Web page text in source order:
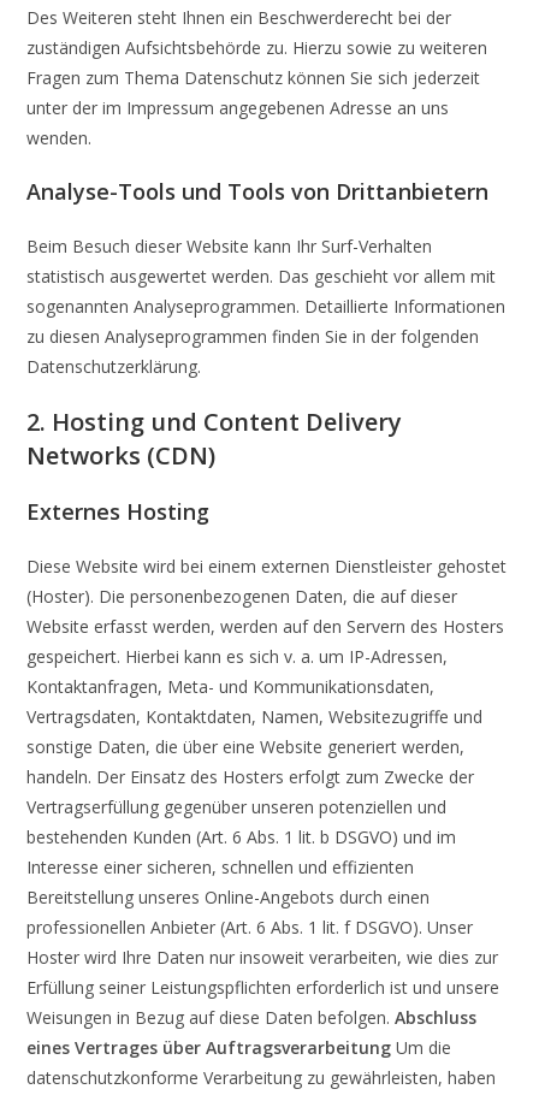
Des Weiteren steht Ihnen ein Beschwerderecht bei der
zuständigen Aufsichtsbehörde zu. Hierzu sowie zu weiteren
Fragen zum Thema Datenschutz können Sie sich jederzeit
unter der im Impressum angegebenen Adresse an uns
wenden.
Analyse-Tools und Tools von Dritt­anbietern
Beim Besuch dieser Website kann Ihr Surf-Verhalten
statistisch ausgewertet werden. Das geschieht vor allem mit
sogenannten Analyseprogrammen. Detaillierte Informationen
zu diesen Analyseprogrammen finden Sie in der folgenden
Datenschutzerklärung.
2. Hosting und Content Delivery
Networks (CDN)
Externes Hosting
Diese Website wird bei einem externen Dienstleister gehostet
(Hoster). Die personenbezogenen Daten, die auf dieser
Website erfasst werden, werden auf den Servern des Hosters
gespeichert. Hierbei kann es sich v. a. um IP-Adressen,
Kontaktanfragen, Meta- und Kommunikationsdaten,
Vertragsdaten, Kontaktdaten, Namen, Websitezugriffe und
sonstige Daten, die über eine Website generiert werden,
handeln. Der Einsatz des Hosters erfolgt zum Zwecke der
Vertragserfüllung gegenüber unseren potenziellen und
bestehenden Kunden (Art. 6 Abs. 1 lit. b DSGVO) und im
Interesse einer sicheren, schnellen und effizienten
Bereitstellung unseres Online-Angebots durch einen
professionellen Anbieter (Art. 6 Abs. 1 lit. f DSGVO). Unser
Hoster wird Ihre Daten nur insoweit verarbeiten, wie dies zur
Erfüllung seiner Leistungspflichten erforderlich ist und unsere
Weisungen in Bezug auf diese Daten befolgen.Abschluss
eines Vertrages über Auftragsverarbeitung Um die
datenschutzkonforme Verarbeitung zu gewährleisten, haben